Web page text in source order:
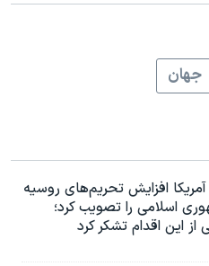
جهان
افزایش تحریم‌های روسیه
اسلامی را تصویب کرد؛
از این اقدام تشکر کرد